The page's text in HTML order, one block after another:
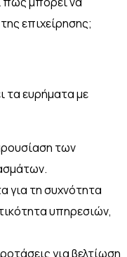
επιχείρησης;
τα ευρήματα με
των
για τη συχνότητα
υπηρεσιών,
για βελτίωση